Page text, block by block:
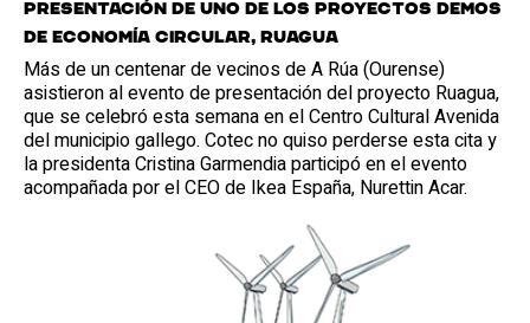
presentación de uno de los proyectos DEMOS
de economía circular, Ruagua
Más de un centenar de vecinos de A Rúa (Ourense)
asistieron al evento de presentación del proyecto Ruagua,
que se celebró esta semana en el Centro Cultural Avenida
del municipio gallego. Cotec no quiso perderse esta cita y
la presidenta Cristina Garmendia participó en el evento
acompañada por el CEO de Ikea España, Nurettin Acar.